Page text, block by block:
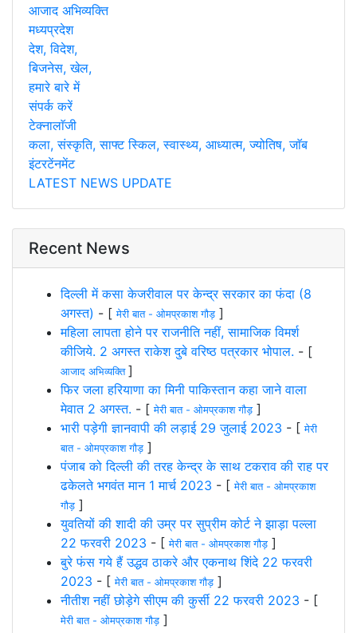
आजाद अभिव्यक्ति
मध्यप्रदेश
देश, विदेश,
बिजनेस, खेल,
हमारे बारे में
संपर्क करें
टेक्नालाॅजी
कला, संस्कृति, साफ्ट स्किल, स्वास्थ्य, आध्यात्म, ज्योतिष, जाॅब
इंटरटेंनमेंट
LATEST NEWS UPDATE
Recent News
दिल्ली में कसा केजरीवाल पर केन्द्र सरकार का फंदा (8
अगस्त) - [मेरी बात - ओमप्रकाश गौड़ ]
महिला लापता होने पर राजनीति नहीं, सामाजिक विमर्श
कीजिये. 2 अगस्त राकेश दुबे वरिष्ठ पत्रकार भोपाल. - [
आजाद अभिव्यक्ति ]
फिर जला हरियाणा का मिनी पाकिस्तान कहा जाने वाला
मेवात 2 अगस्त. - [मेरी बात - ओमप्रकाश गौड़ ]
भारी पड़ेगी ज्ञानवापी की लड़ाई 29 जुलाई 2023 - [मेरी
बात - ओमप्रकाश गौड़ ]
पंजाब को दिल्ली की तरह केन्द्र के साथ टकराव की राह पर
ढकेलते भगवंत मान 1 मार्च 2023 - [मेरी बात - ओमप्रकाश
गौड़ ]
युवतियों की शादी की उम्र पर सुप्रीम कोर्ट ने झाड़ा पल्ला
22 फरवरी 2023 - [मेरी बात - ओमप्रकाश गौड़ ]
बुरे फंस गये हैं उद्धव ठाकरे और एकनाथ शिंदे 22 फरवरी
2023 - [मेरी बात - ओमप्रकाश गौड़ ]
नीतीश नहीं छोड़ेगे सीएम की कुर्सी 22 फरवरी 2023 - [
मेरी बात - ओमप्रकाश गौड़ ]